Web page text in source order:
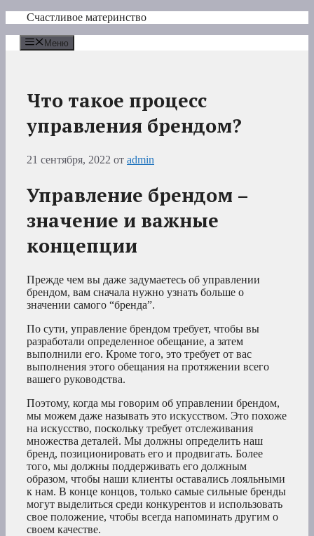
Перейти
содержимому
Счастливое материнство
Меню
Что такое процесс
управления брендом?
21 сентября, 2022 от admin
Управление брендом –
значение и важные
концепции
Прежде чем вы даже задумаетесь об управлении
брендом, вам сначала нужно узнать больше о
значении самого “бренда”.
По сути, управление брендом требует, чтобы вы
разработали определенное обещание, а затем
выполнили его. Кроме того, это требует от вас
выполнения этого обещания на протяжении всего
вашего руководства.
Поэтому, когда мы говорим об управлении брендом,
мы можем даже называть это искусством. Это похоже
на искусство, поскольку требует отслеживания
множества деталей. Мы должны определить наш
бренд, позиционировать его и продвигать. Более
того, мы должны поддерживать его должным
образом, чтобы наши клиенты оставались лояльными
к нам. В конце концов, только самые сильные бренды
могут выделиться среди конкурентов и использовать
свое положение, чтобы всегда напоминать другим о
своем качестве.